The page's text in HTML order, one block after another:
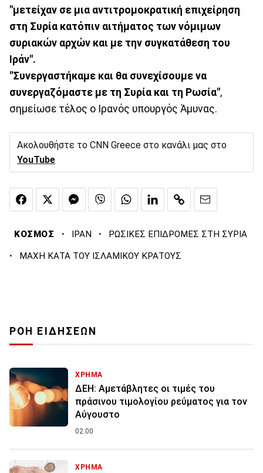
"μετείχαν σε μια αντιτρομοκρατική επιχείρηση
στη Συρία κατόπιν αιτήματος των νόμιμων
συριακών αρχών και με την συγκατάθεση του
Ιράν".
"Συνεργαστήκαμε και θα συνεχίσουμε να
συνεργαζόμαστε με τη Συρία και τη Ρωσία",
σημείωσε τέλος ο Ιρανός υπουργός Άμυνας.
Ακολουθήστε το CNN Greece στο κανάλι μας στο
YouTube
ΚΟΣΜΟΣ · ΙΡΑΝ · ΡΩΣΙΚΕΣ ΕΠΙΔΡΟΜΕΣ ΣΤΗ ΣΥΡΙΑ
· ΜΑΧΗ ΚΑΤΑ ΤΟΥ ΙΣΛΑΜΙΚΟΥ ΚΡΑΤΟΥΣ
ΡΟΗ ΕΙΔΗΣΕΩΝ
ΧΡΗΜΑ
ΔΕΗ: Αμετάβλητες οι τιμές του
πράσινου τιμολογίου ρεύματος για τον
Αύγουστο
02:00
ΧΡΗΜΑ